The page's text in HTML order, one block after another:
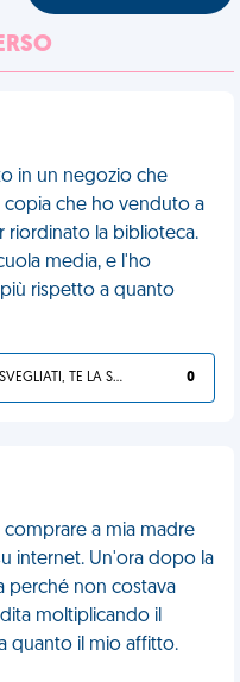
in un negozio che
copia che ho venduto a
riordinato la biblioteca.
media, e l'ho
rispetto a quanto
SVEGLIATI, TE LA SEI CERCATA! 0
a mia madre
internet. Un'ora dopo la
perché non costava
moltiplicando il
quanto il mio affitto.